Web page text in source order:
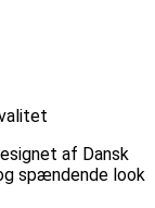
af Dansk
spændende look